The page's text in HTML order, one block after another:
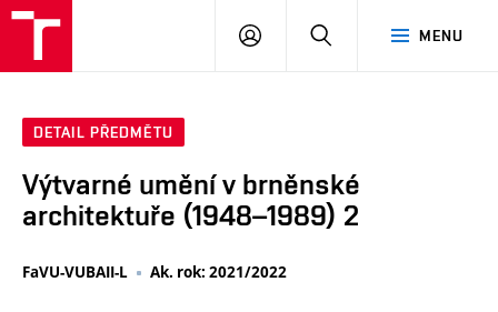
MENU
PŘIHLÁSIT
DETAIL PŘEDMĚTU
Výtvarné umění v brněnské
architektuře (1948–1989) 2
FaVU-VUBAII-L Ak. rok: 2021/2022